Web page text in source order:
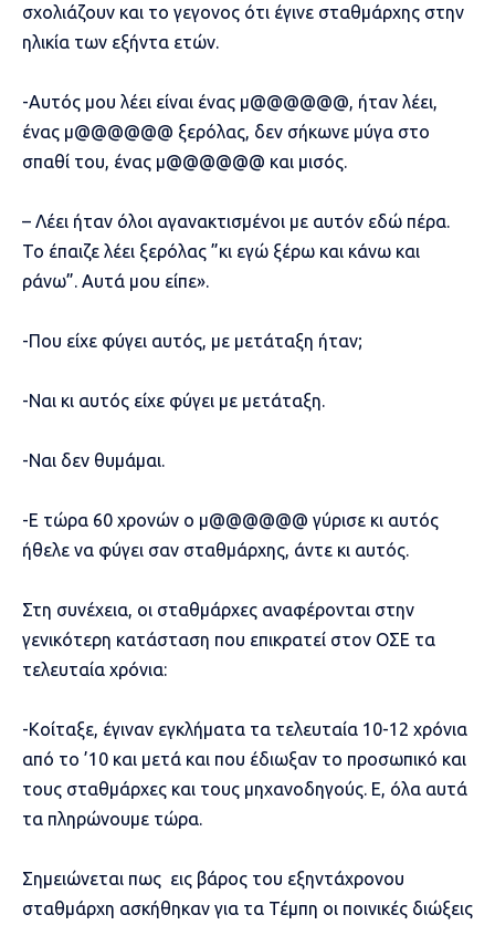
σχολιάζουν και το γεγονος ότι έγινε σταθμάρχης στην
ηλικία των εξήντα ετών.
-Αυτός μου λέει είναι ένας μ@@@@@@, ήταν λέει,
ένας μ@@@@@@ ξερόλας, δεν σήκωνε μύγα στο
σπαθί του, ένας μ@@@@@@ και μισός.
– Λέει ήταν όλοι αγανακτισμένοι με αυτόν εδώ πέρα.
Το έπαιζε λέει ξερόλας ”κι εγώ ξέρω και κάνω και
ράνω”. Αυτά μου είπε».
-Που είχε φύγει αυτός, με μετάταξη ήταν;
-Ναι κι αυτός είχε φύγει με μετάταξη.
-Ναι δεν θυμάμαι.
-Ε τώρα 60 χρονών ο μ@@@@@@ γύρισε κι αυτός
ήθελε να φύγει σαν σταθμάρχης, άντε κι αυτός.
Στη συνέχεια, οι σταθμάρχες αναφέρονται στην
γενικότερη κατάσταση που επικρατεί στον ΟΣΕ τα
τελευταία χρόνια:
-Κοίταξε, έγιναν εγκλήματα τα τελευταία 10-12 χρόνια
από το ’10 και μετά και που έδιωξαν το προσωπικό και
τους σταθμάρχες και τους μηχανοδηγούς. Ε, όλα αυτά
τα πληρώνουμε τώρα.
Σημειώνεται πως εις βάρος του εξηντάχρονου
σταθμάρχη ασκήθηκαν για τα Τέμπη οι ποινικές διώξεις